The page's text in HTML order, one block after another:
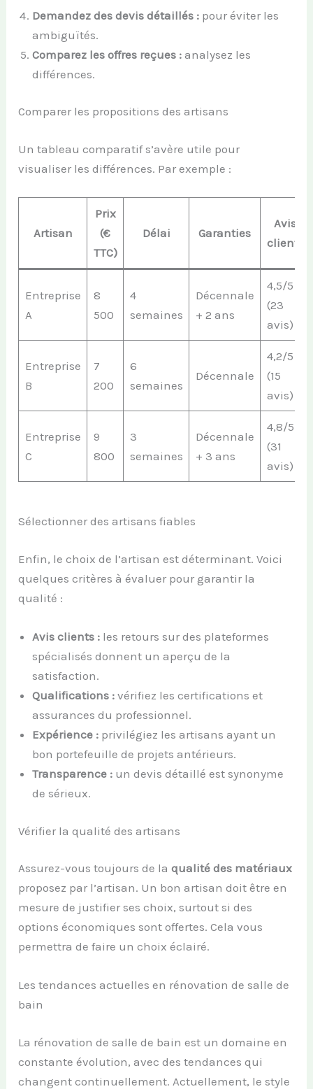
Demandez des devis détaillés : pour éviter les
ambiguïtés.
Comparez les offres reçues : analysez les
différences.
Comparer les propositions des artisans
Un tableau comparatif s’avère utile pour
visualiser les différences. Par exemple :
Artisan
Prix
(€
TTC)
Délai Garanties
Avis
clients
Entreprise
A
8
500
4
semaines
Décennale
+ 2 ans
4,5/5
(23
avis)
Entreprise
B
7
200
6
semaines
Décennale
4,2/5
(15
avis)
Entreprise
C
9
800
3
semaines
Décennale
+ 3 ans
4,8/5
(31
avis)
Sélectionner des artisans fiables
Enfin, le choix de l’artisan est déterminant. Voici
quelques critères à évaluer pour garantir la
qualité :
Avis clients : les retours sur des plateformes
spécialisés donnent un aperçu de la
satisfaction.
Qualifications : vérifiez les certifications et
assurances du professionnel.
Expérience : privilégiez les artisans ayant un
bon portefeuille de projets antérieurs.
Transparence : un devis détaillé est synonyme
de sérieux.
Vérifier la qualité des artisans
Assurez-vous toujours de laqualité des matériaux
proposez par l’artisan. Un bon artisan doit être en
mesure de justifier ses choix, surtout si des
options économiques sont offertes. Cela vous
permettra de faire un choix éclairé.
Les tendances actuelles en rénovation de salle de
bain
La rénovation de salle de bain est un domaine en
constante évolution, avec des tendances qui
changent continuellement. Actuellement, le style